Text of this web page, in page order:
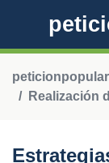
Realización